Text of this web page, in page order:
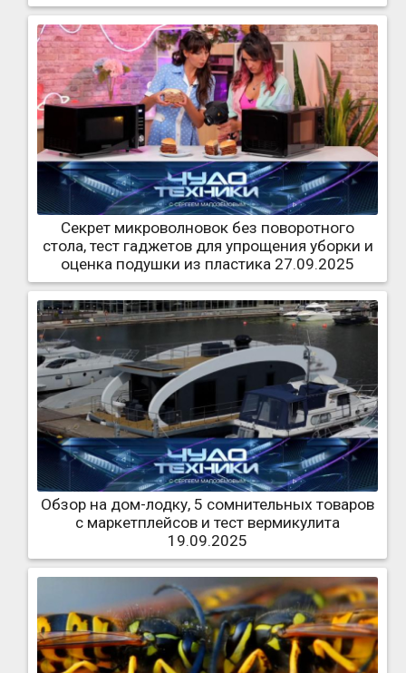
Секрет микроволновок без поворотного
стола, тест гаджетов для упрощения уборки и
оценка подушки из пластика 27.09.2025
Обзор на дом-лодку, 5 сомнительных товаров
с маркетплейсов и тест вермикулита
19.09.2025